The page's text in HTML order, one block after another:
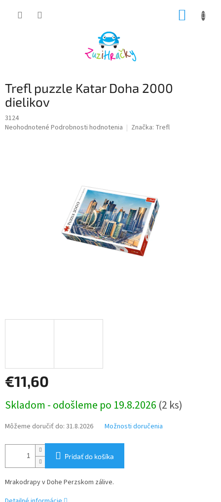
Trefl puzzle Katar Doha 2000
dielikov
3124
Priemerné
Neohodnotené Podrobnosti hodnotenia Značka: Trefl
€11,60
cena:
Skladom - odošleme po 19.8.2026 (2 ks)
Môžeme doručiť do: 31.8.2026 Možnosti doručenia
Pridať do košíka
Mrakodrapy v Dohe Perzskom zálive.